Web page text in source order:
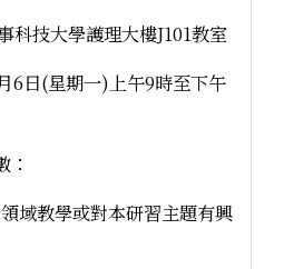
技大學護理大樓J101教室
日(星期一)上午9時至下午
教學或對本研習主題有興